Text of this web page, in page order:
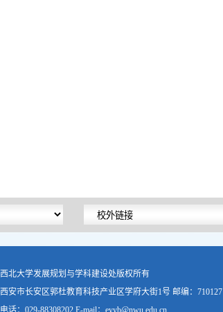
西北大学发展规划与学科建设处版权所有
西安市长安区郭杜教育科技产业区学府大街1号 邮编：710127
电话：029-88308202 E-mail：eyyb@nwu.edu.cn